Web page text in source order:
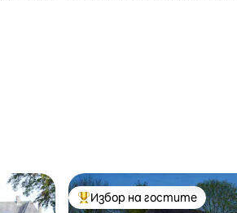
Най-популярен избор на
Избор на гостите